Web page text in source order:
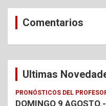
Comentarios
Ultimas
PRONÓSTICOS DEL
DOMINGO 9 AGOSTO.-